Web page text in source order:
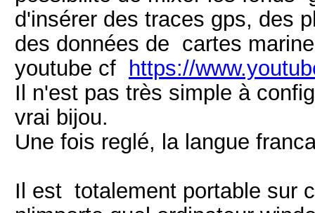
d'insérer des traces gps, des
des données de cartes
youtube cf
https://
Il n'est pas très simple à
vrai bijou.
Une fois reglé, la langue
Il est totalement portable sur